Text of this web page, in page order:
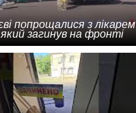
попрощалися з лікарем
загинув на фронті